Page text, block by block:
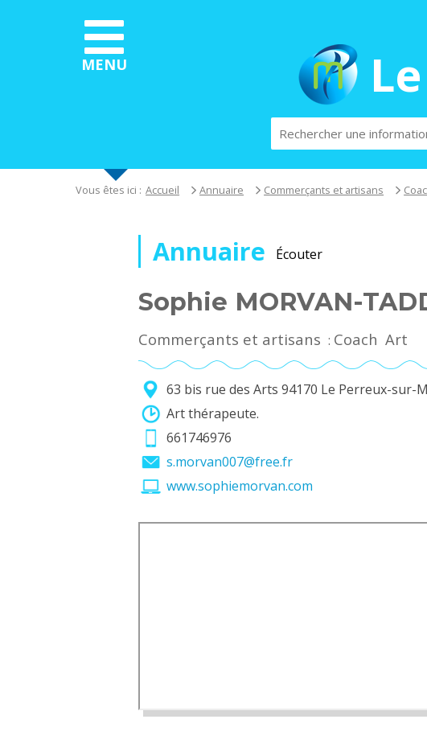
MENU
Rechercher
Vous êtes ici : Accueil Annuaire Commerçants et artisans
Annuaire Écouter
Sophie MORVAN-
Commerçants et artisans : Coach Art
63 bis rue des Arts 94170 Le Perreux-sur-
Art thérapeute.
661746976
s.morvan007@free.fr
www.sophiemorvan.com